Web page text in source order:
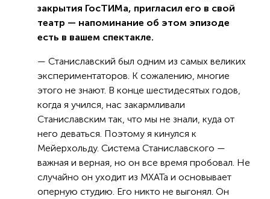
закрытия ГосТИМа, пригласил его в свой
театр — напоминание об этом эпизоде
есть в вашем спектакле.
— Станиславский был одним из самых великих
экспериментаторов. К сожалению, многие
этого не знают. В конце шестидесятых годов,
когда я учился, нас закармливали
Станиславским так, что мы не знали, куда от
него деваться. Поэтому я кинулся к
Мейерхольду. Система Станиславского —
важная и верная, но он все время пробовал. Не
случайно он уходит из МХАТа и основывает
оперную студию. Его никто не выгонял. Он